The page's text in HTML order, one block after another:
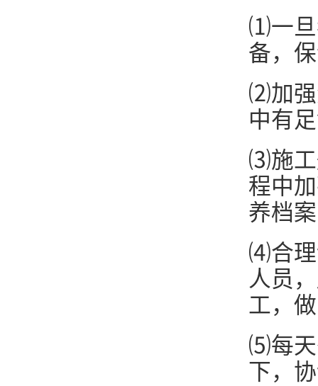
⑴一
备，
⑵加强
中有
⑶施工
程中
养档
⑷合理
人员
工，
⑸每天
下，